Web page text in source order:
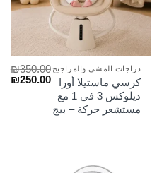
دراجات المشي والمراجيح
كرسي ماستيلا أورا
ديلوكس 3 في 1 مع
مستشعر حركة – بيج
₪350.00
السعر ₪250.00